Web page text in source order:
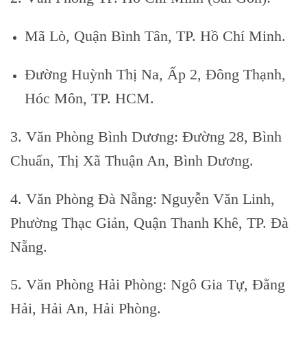
Mã Lò, Quận Bình Tân, TP. Hồ Chí Minh.
Đường Huỳnh Thị Na, Ấp 2, Đông Thạnh,
Hóc Môn, TP. HCM.
3. Văn Phòng Bình Dương: Đường 28, Bình
Chuẩn, Thị Xã Thuận An, Bình Dương.
4. Văn Phòng Đà Nẵng: Nguyễn Văn Linh,
Phường Thạc Giản, Quận Thanh Khê, TP. Đà
Nẵng.
5. Văn Phòng Hải Phòng: Ngô Gia Tự, Đằng
Hải, Hải An, Hải Phòng.